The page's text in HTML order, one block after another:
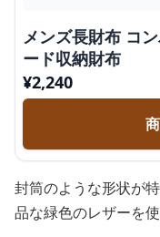
メンズ長財布 コ
ード収納財布
¥2,240
封筒のような形状が
品な緑色のレザーを使